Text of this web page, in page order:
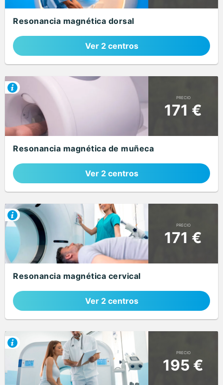
Resonancia magnética dorsal
Ver 2 centros
PRECIO
171 €
Resonancia magnética de muñeca
Ver 2 centros
PRECIO
171 €
Resonancia magnética cervical
Ver 2 centros
PRECIO
195 €